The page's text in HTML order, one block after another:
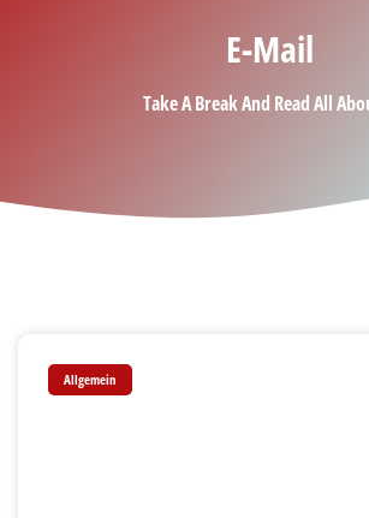
E-Mail
Take A Break And Read All
Allgemein